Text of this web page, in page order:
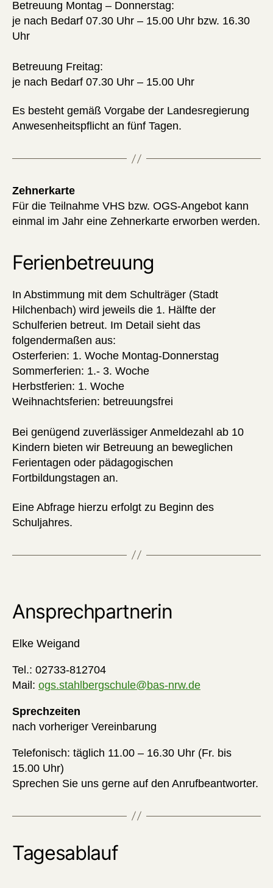
Betreuung Montag – Donnerstag:
je nach Bedarf 07.30 Uhr – 15.00 Uhr bzw. 16.30
Uhr
Betreuung Freitag:
je nach Bedarf 07.30 Uhr – 15.00 Uhr
Es besteht gemäß Vorgabe der Landesregierung
Anwesenheitspflicht an fünf Tagen.
Zehnerkarte
Für die Teilnahme VHS bzw. OGS-Angebot kann
einmal im Jahr eine Zehnerkarte erworben werden.
Ferienbetreuung
In Abstimmung mit dem Schulträger (Stadt
Hilchenbach) wird jeweils die 1. Hälfte der
Schulferien betreut. Im Detail sieht das
folgendermaßen aus:
Osterferien: 1. Woche Montag-Donnerstag
Sommerferien: 1.- 3. Woche
Herbstferien: 1. Woche
Weihnachtsferien: betreuungsfrei
Bei genügend zuverlässiger Anmeldezahl ab 10
Kindern bieten wir Betreuung an beweglichen
Ferientagen oder pädagogischen
Fortbildungstagen an.
Eine Abfrage hierzu erfolgt zu Beginn des
Schuljahres.
Ansprechpartnerin
Elke Weigand
Tel.: 02733-812704
Mail: ogs.stahlbergschule@bas-nrw.de
Sprechzeiten
nach vorheriger Vereinbarung
Telefonisch: täglich 11.00 – 16.30 Uhr (Fr. bis
15.00 Uhr)
Sprechen Sie uns gerne auf den Anrufbeantworter.
Tagesablauf